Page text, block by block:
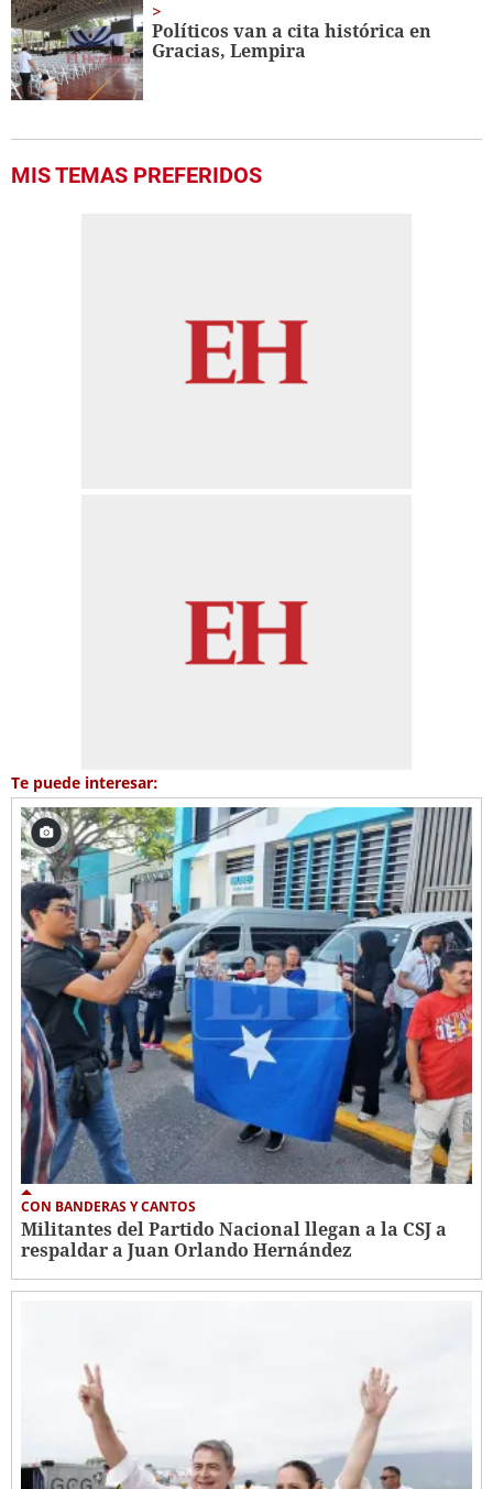
Políticos van a cita histórica en
Gracias, Lempira
MIS TEMAS PREFERIDOS
Te puede interesar:
CON BANDERAS Y CANTOS
Militantes del Partido Nacional llegan a la CSJ a
respaldar a Juan Orlando Hernández